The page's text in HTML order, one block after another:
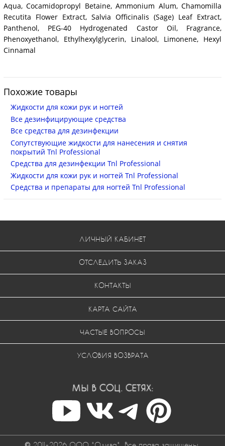
Aqua, Cocamidopropyl Betaine, Ammonium Alum, Chamomilla
Recutita Flower Extract, Salvia Officinalis (Sage) Leaf Extract,
Panthenol, PEG-40 Hydrogenated Castor Oil, Fragrance,
Phenoxyethanol, Ethylhexylglycerin, Linalool, Limonene, Hexyl
Cinnamal
Похожие товары
Жидкости для кожи рук и ногтей
Все дезинфицирующие средства
Все средства для дезинфекции
Сопутствующие жидкости для нанесения и снятия
покрытий Tnl Professional
Средства для дезинфекции Tnl Professional
Жидкости для кожи рук и ногтей Tnl Professional
Средства и препараты для ногтей Tnl Professional
ЛИЧНЫЙ КАБИНЕТ
ОТСЛЕДИТЬ ЗАКАЗ
КОНТАКТЫ
КАРТА САЙТА
ЧАСТЫЕ ВОПРОСЫ
УСЛОВИЯ ВОЗВРАТА
МЫ В СОЦ. СЕТЯХ: